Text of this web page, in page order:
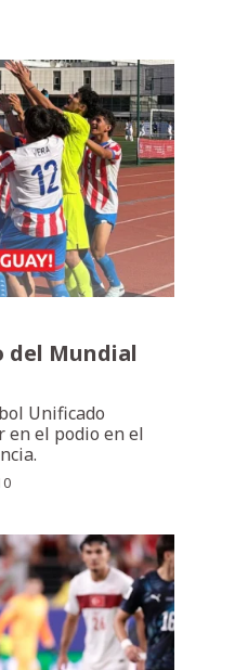
del Mundial
Unificado
en el podio en el